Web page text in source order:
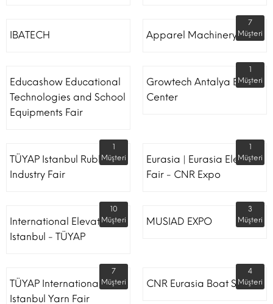
IBATECH Apparel Machinery Fair
7
Müşteri
Educashow Educational
Technologies and School
Equipments Fair
Growtech Antalya Expo
Center
1
Müşteri
TÜYAP Istanbul Rubber
Industry Fair
1
Müşteri
Eurasia | Eurasia Elevator
Fair - CNR Expo
1
Müşteri
International Elevator
Istanbul - TÜYAP
10
Müşteri
MUSIAD EXPO
3
Müşteri
TÜYAP International
Istanbul Yarn Fair
7
Müşteri
CNR Eurasia Boat Show
4
Müşteri